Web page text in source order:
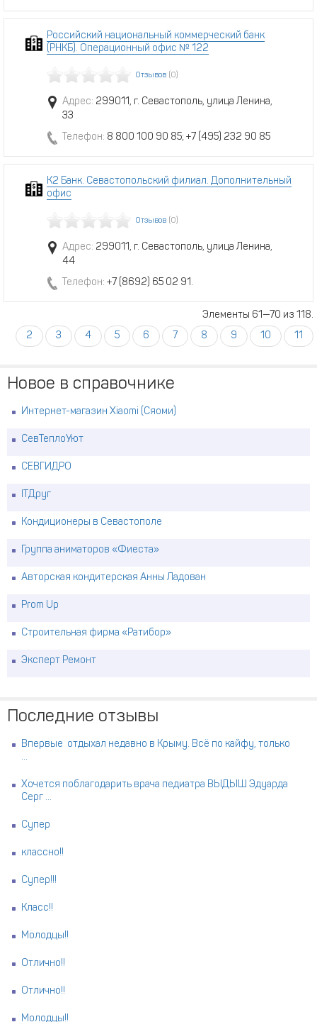
Российский национальный коммерческий банк
(РНКБ). Операционный офис № 122
Отзывов (0)
Адрес: 299011, г. Севастополь, улица Ленина,
33
Телефон: 8 800 100 90 85; +7 (495) 232 90 85
К2 Банк. Севастопольский филиал. Дополнительный
офис
Отзывов (0)
Адрес: 299011, г. Севастополь, улица Ленина,
44
Телефон: +7 (8692) 65 02 91.
Элементы 61—70 из 118.
2
3 4 5 6 7 8 9 10 11
Новое в справочнике
Интернет-магазин Xiaomi (Сяоми)
СевТеплоУют
СЕВГИДРО
ITДруг
Кондиционеры в Севастополе
Группа аниматоров «Фиеста»
Авторская кондитерская Анны Ладован
Prom Up
Строительная фирма «Ратибор»
Эксперт Ремонт
Последние отзывы
Впервые отдыхал недавно в Крыму. Всё по кайфу, только
...
Хочется поблагодарить врача педиатра ВЫДЫШ Эдуарда
Серг ...
Супер
классно!!
Супер!!!
Класс!!
Молодцы!!
Отлично!!
Отлично!!
Молодцы!!